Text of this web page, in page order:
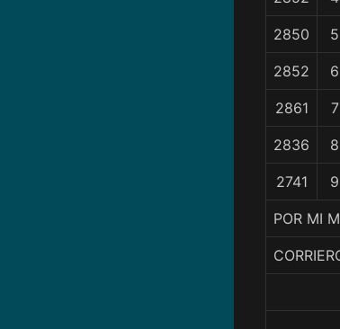
2850 5
2852 6
2861 7
2836 8
2741 9
POR MI